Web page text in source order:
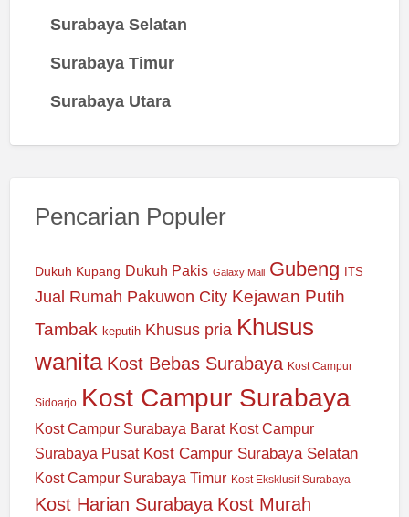
Surabaya Selatan
Surabaya Timur
Surabaya Utara
Pencarian Populer
Dukuh Kupang Dukuh Pakis Galaxy Mall Gubeng ITS
Jual Rumah Pakuwon City Kejawan Putih
Tambak keputih Khusus pria Khusus
wanita Kost Bebas Surabaya Kost Campur
Sidoarjo Kost Campur Surabaya
Kost Campur Surabaya Barat Kost Campur
Surabaya Pusat Kost Campur Surabaya Selatan
Kost Campur Surabaya Timur Kost Eksklusif Surabaya
Kost Harian Surabaya Kost Murah